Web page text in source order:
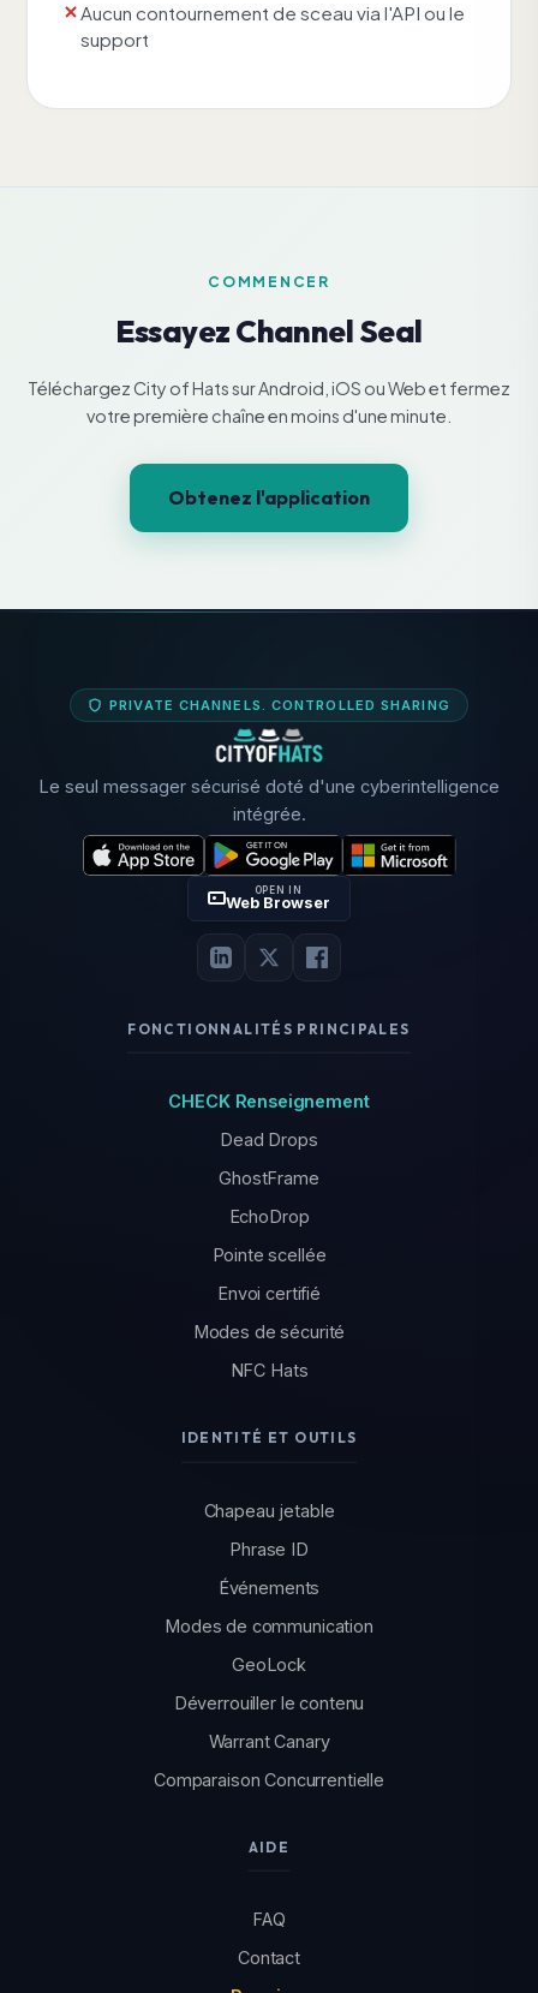
Aucun contournement de sceau via l'API ou le
support
COMMENCER
Essayez Channel Seal
Téléchargez City of Hats sur Android, iOS ou Web et fermez
votre première chaîne en moins d'une minute.
Obtenez l'application
PRIVATE CHANNELS. CONTROLLED SHARING
Le seul messager sécurisé doté d'une cyberintelligence
intégrée.
OPEN IN
Web Browser
FONCTIONNALITÉS PRINCIPALES
CHECK Renseignement
Dead Drops
GhostFrame
EchoDrop
Pointe scellée
Envoi certifié
Modes de sécurité
NFC Hats
IDENTITÉ ET OUTILS
Chapeau jetable
Phrase ID
Événements
Modes de communication
GeoLock
Déverrouiller le contenu
Warrant Canary
Comparaison Concurrentielle
AIDE
FAQ
Contact